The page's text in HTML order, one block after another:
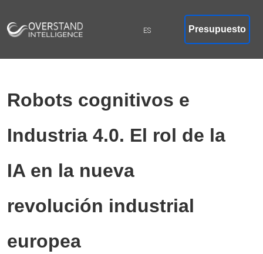
Presupuesto
Robots cognitivos e
Industria 4.0. El rol de la
IA en la nueva
revolución industrial
europea